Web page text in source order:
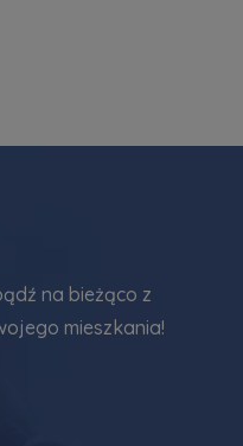
Estate S.A.
na bieżąco z
mieszkania!